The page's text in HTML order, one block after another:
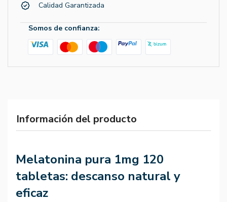
Calidad Garantizada
Somos de confianza:
Información del producto
Melatonina pura 1mg 120
tabletas: descanso natural y
eficaz